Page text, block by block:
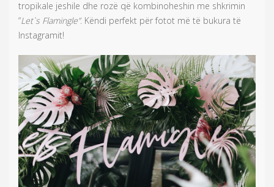
tropikale jeshile dhe rozë që kombinoheshin me shkrimin
“Let`s Flamingle”. Këndi perfekt për fotot më të bukura të
Instagramit!